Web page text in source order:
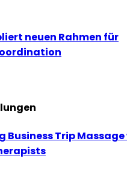
neuen Rahmen für
Business Trip